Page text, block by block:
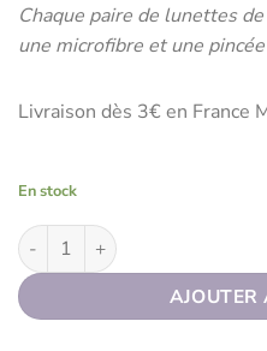
Chaque paire de lunettes
une microfibre et une
Livraison dès 3€ en France
En stock
quantité de Lunettes de soleil
AJOUTER